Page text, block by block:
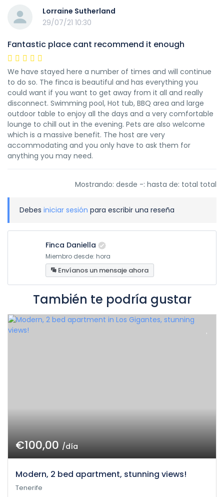
Lorraine Sutherland
29/07/21 10:30
Fantastic place cant recommend it enough
We have stayed here a number of times and will continue
to do so. The finca is beautiful and has everything you
could want if you want to get away from it all and really
disconnect. Swimming pool, Hot tub, BBQ area and large
outdoor table to enjoy all the days and a very comfortable
lounge to chill out in the evening. Pets are also welcome
which is a massive benefit. The host are very
accommodating and you only have to ask them for
anything you may need.
Mostrando: desde -: hasta de: total total
Debes iniciar sesión para escribir una reseña
Finca Daniella
Miembro desde: hora
Envíanos un mensaje ahora
También te podría gustar
€100,00/día
Modern, 2 bed apartment, stunning views!
Tenerife